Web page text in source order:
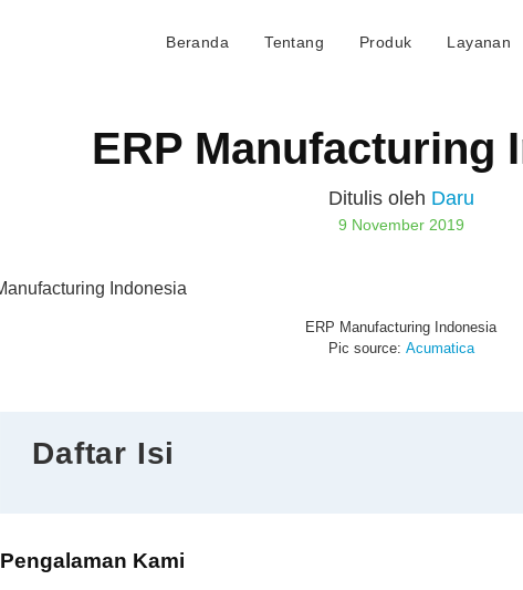
Beranda Tentang Produk Layanan
ERP Manufacturing
Ditulis oleh Daru
9 November 2019
ERP Manufacturing Indonesia
Pic source: Acumatica
Daftar Isi
Pengalaman Kami